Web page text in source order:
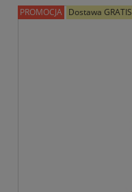
PROMOCJA Dostawa GRATIS